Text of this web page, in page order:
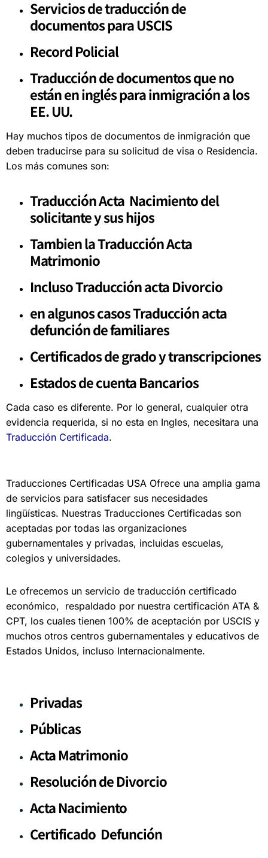
Servicios de traducción de
documentos para USCIS
Record Policial
Traducción de documentos que no
están en inglés para inmigración a los
EE. UU.
Hay muchos tipos de documentos de inmigración que
deben traducirse para su solicitud de visa o Residencia.
Los más comunes son:
Traducción Acta Nacimiento del
solicitante y sus hijos
Tambien la Traducción Acta
Matrimonio
Incluso Traducción acta Divorcio
en algunos casos Traducciónacta
defunción de familiares
Certificados de grado y transcripciones
Estados de cuenta Bancarios
Cada caso es diferente. Por lo general, cualquier otra
evidencia requerida, si no esta en Ingles, necesitara una
Traducción Certificada.
Traducciones Certificadas USA Ofrece una amplia gama
de servicios para satisfacer sus necesidades
lingüísticas. Nuestras Traducciones Certificadas son
aceptadas por todas las organizaciones
gubernamentales y privadas, incluidas escuelas,
colegios y universidades.
Le ofrecemos un servicio de traducción certificado
económico, respaldado por nuestra certificación ATA &
CPT, los cuales tienen 100% de aceptación por USCIS y
muchos otros centros gubernamentales y educativos de
Estados Unidos, incluso Internacionalmente.
Privadas
Públicas
Acta Matrimonio
Resolución de Divorcio
Acta Nacimiento
Certificado Defunción